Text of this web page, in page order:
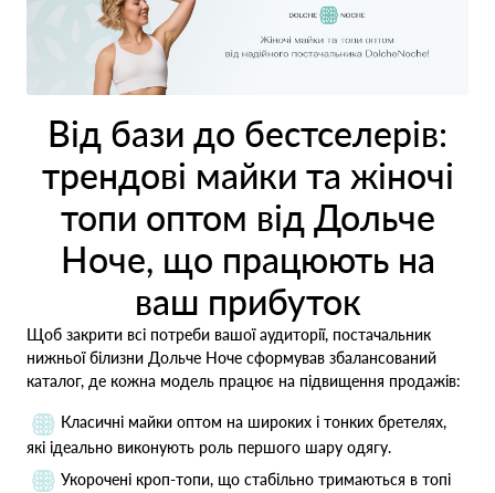
Від бази до бестселерів:
трендові майки та жіночі
топи оптом від Дольче
Ноче, що працюють на
ваш прибуток
Щоб закрити всі потреби вашої аудиторії, постачальник
нижньої білизни Дольче Ноче сформував збалансований
каталог, де кожна модель працює на підвищення продажів:
Класичні майки оптом на широких і тонких бретелях,
які ідеально виконують роль першого шару одягу.
Укорочені кроп-топи, що стабільно тримаються в топі